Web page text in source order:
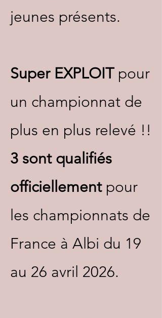
jeunes présents.
Super EXPLOITpour
un championnat de
plus en plus relevé !!
3 sont qualifiés
officiellement pour
les championnats de
France à Albi du 19
au 26 avril 2026.